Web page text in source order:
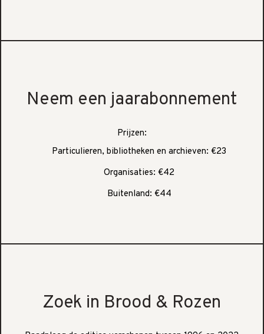
Neem een jaarabonnement
Prijzen:
Particulieren, bibliotheken en archieven: €23
Organisaties: €42
Buitenland: €44
Zoek in Brood & Rozen